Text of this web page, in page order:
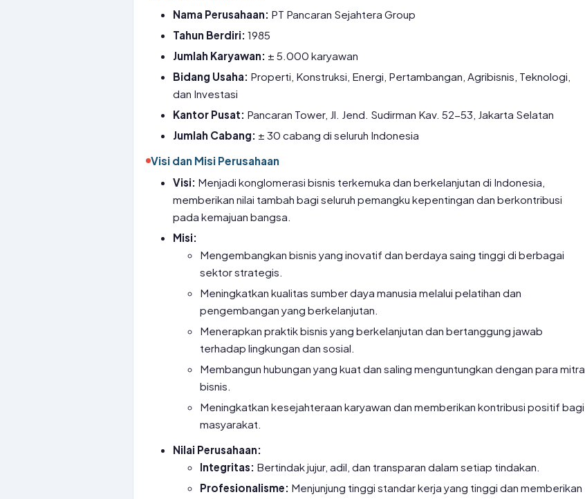
Nama Perusahaan: PT Pancaran Sejahtera Group
Tahun Berdiri: 1985
Jumlah Karyawan: ± 5.000 karyawan
Bidang Usaha: Properti, Konstruksi, Energi, Pertambangan, Agribisnis, Teknologi,
dan Investasi
Kantor Pusat: Pancaran Tower, Jl. Jend. Sudirman Kav. 52-53, Jakarta Selatan
Jumlah Cabang: ± 30 cabang di seluruh Indonesia
Visi dan Misi Perusahaan
Visi: Menjadi konglomerasi bisnis terkemuka dan berkelanjutan di Indonesia,
memberikan nilai tambah bagi seluruh pemangku kepentingan dan berkontribusi
pada kemajuan bangsa.
Misi:
Mengembangkan bisnis yang inovatif dan berdaya saing tinggi di berbagai
sektor strategis.
Meningkatkan kualitas sumber daya manusia melalui pelatihan dan
pengembangan yang berkelanjutan.
Menerapkan praktik bisnis yang berkelanjutan dan bertanggung jawab
terhadap lingkungan dan sosial.
Membangun hubungan yang kuat dan saling menguntungkan dengan para mitra
bisnis.
Meningkatkan kesejahteraan karyawan dan memberikan kontribusi positif bagi
masyarakat.
Nilai Perusahaan:
Integritas: Bertindak jujur, adil, dan transparan dalam setiap tindakan.
Profesionalisme: Menjunjung tinggi standar kerja yang tinggi dan memberikan